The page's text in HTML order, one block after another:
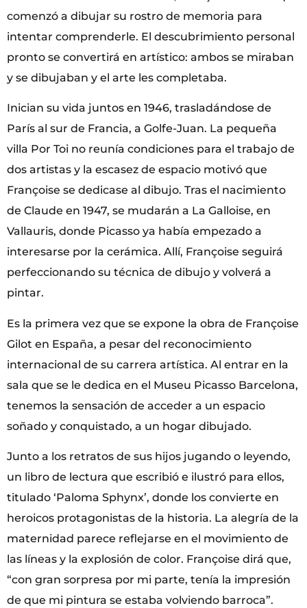
comenzó a dibujar su rostro de memoria para
intentar comprenderle. El descubrimiento personal
pronto se convertirá en artístico: ambos se miraban
y se dibujaban y el arte les completaba.
Inician su vida juntos en 1946, trasladándose de
París al sur de Francia, a Golfe-Juan. La pequeña
villa Por Toi no reunía condiciones para el trabajo de
dos artistas y la escasez de espacio motivó que
Françoise se dedicase al dibujo. Tras el nacimiento
de Claude en 1947, se mudarán a La Galloise, en
Vallauris, donde Picasso ya había empezado a
interesarse por la cerámica. Allí, Françoise seguirá
perfeccionando su técnica de dibujo y volverá a
pintar.
Es la primera vez que se expone la obra de Françoise
Gilot en España, a pesar del reconocimiento
internacional de su carrera artística. Al entrar en la
sala que se le dedica en el Museu Picasso Barcelona,
tenemos la sensación de acceder a un espacio
soñado y conquistado, a un hogar dibujado.
Junto a los retratos de sus hijos jugando o leyendo,
un libro de lectura que escribió e ilustró para ellos,
titulado ‘Paloma Sphynx’, donde los convierte en
heroicos protagonistas de la historia. La alegría de la
maternidad parece reflejarse en el movimiento de
las líneas y la explosión de color. Françoise dirá que,
“con gran sorpresa por mi parte, tenía la impresión
de que mi pintura se estaba volviendo barroca”.